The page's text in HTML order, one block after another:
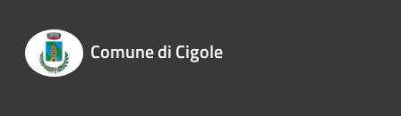
Comune di Cigole